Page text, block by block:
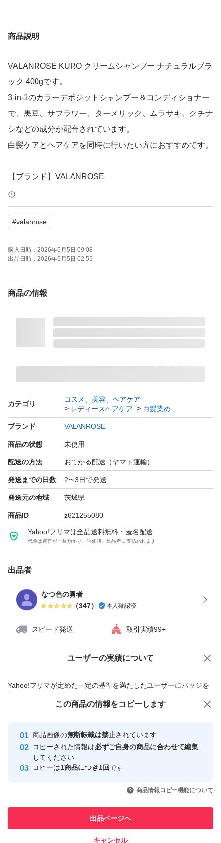
商品説明
VALANROSE KURO クリームシャンプー ナチュラルブラ
ック 400gです。
3-in-1のカラーデポジットシャンプー＆コンディショナー
で、黒豆、サフラワー、ターメリック、ムラサキ、クチナ
シなどの成分が配合されています。
白髪ケアとヘアケアを同時に行いたい方におすすめです。
【ブランド】VALANROSE
【商品名】KURO クリームシャンプー
【内容量】400g
【カラー】ナチュラルブラック
【商品の状態】未使用
よろしくお願いいたします。
#valanrose
購入日時： 2026年6月5日 09:08
出品日時： 2026年6月5日 02:55
商品の情報
カテゴリ
コスメ、美容、ヘアケア
レディースヘアケア
白髪染め
ブランド VALANROSE
商品の状態 未使用
配送の方法 おてがる配送（ヤマト運輸）
発送までの日数 2〜3日で発送
発送元の地域 茨城県
商品ID z621255080
Yahoo!フリマは全品送料無料・匿名配送
代金は運営が一旦預かり、評価後、出品者に支払われます
出品者
なつ色の勇者
（347） 本人確認済
スピード発送 取引実績99+
ユーザーの実績について
Yahoo!フリマが定めた一定の基準を満たしたユーザーにバッジを
付与しています
安心取引出品者
心・安全なユーザーです
取引実績
引を完了させた実績があります
での取引実績があります
価格の相談 商品への質問
この商品の情報をコピーします
商品画像の無断転載は禁止されています
コピーされた情報は必ずご自身の商品に合わせて編集
してください
コピーは1商品につき1回です
商品情報コピー機能について
出品ページへ
キャンセル
この商品をみている人にオススメ